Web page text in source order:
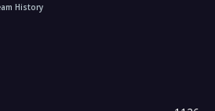
History